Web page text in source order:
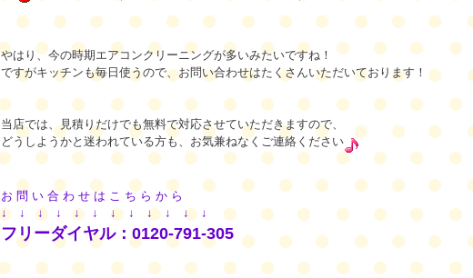
やはり、今の時期エアコンクリーニングが多いみたいですね！
ですがキッチンも毎日使うので、お問い合わせはたくさんいただいております！
当店では、見積りだけでも無料で対応させていただきますので、
どうしようかと迷われている方も、お気兼ねなくご連絡ください
お 問 い 合 わ せ は こ ち ら か ら
↓ ↓ ↓ ↓↓ ↓ ↓ ↓ ↓ ↓ ↓ ↓
フリーダイヤル：0120-791-305